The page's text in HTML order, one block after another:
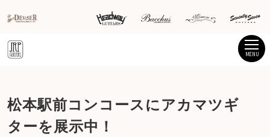
MENU
松本駅前コンコースにアカマツギ
ターを展示中！